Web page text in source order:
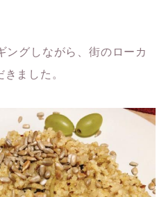
ングしながら、街のローカ
ました。